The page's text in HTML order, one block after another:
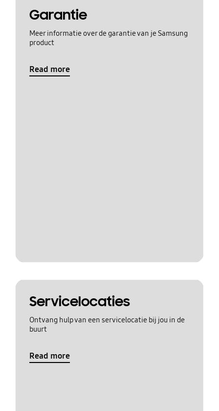
Garantie
Meer informatie over de garantie van je Samsung
product
Read more
Servicelocaties
Ontvang hulp van een servicelocatie bij jou in de
buurt
Read more